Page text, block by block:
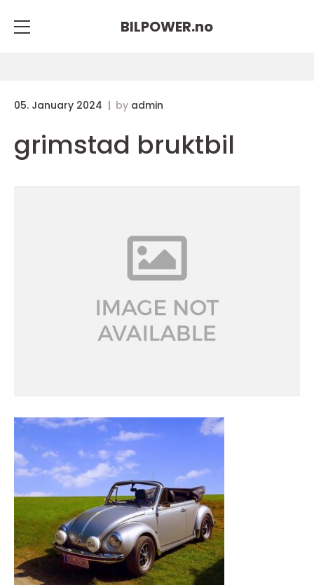
BILPOWER.no
05. January 2024 by admin
grimstad bruktbil